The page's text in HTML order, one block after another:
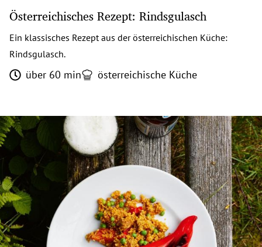
Österreichisches Rezept: Rindsgulasch
Ein klassisches Rezept aus der österreichischen Küche:
Rindsgulasch.
über 60 min österreichische Küche